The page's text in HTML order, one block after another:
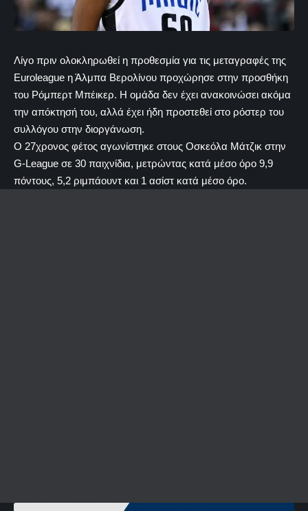
Λίγο πριν ολοκληρωθεί η προθεσμία για τις μεταγραφές της
Euroleague η Άλμπα Βερολίνου προχώρησε στην προσθήκη
του Ρόμπερτ Μπέικερ. Η ομάδα δεν έχει ανακοινώσει ακόμα
την απόκτησή του, αλλά έχει ήδη προστεθεί στο ρόστερ του
συλλόγου στην διοργάνωση.
O 27χρονος φέτος αγωνίστηκε στους Οσκεόλα Μάτζικ στην
G-League σε 30 παιχνίδια, μετρώντας κατά μέσο όρο 9,9
πόντους, 5,2 ριμπάουντ και 1 ασίστ κατά μέσο όρο.